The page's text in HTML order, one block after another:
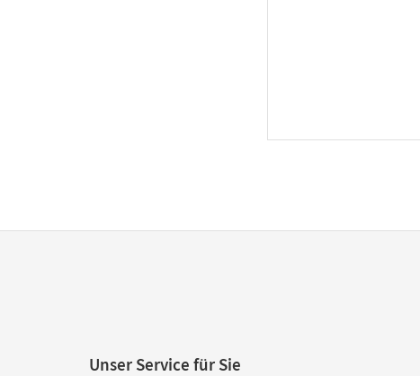
Unser Service für Sie